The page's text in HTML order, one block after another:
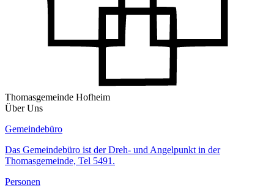
Thomasgemeinde Hofheim
Über Uns
Gemeindebüro
Das Gemeindebüro ist der Dreh- und Angelpunkt in der
Thomasgemeinde, Tel 5491.
Personen